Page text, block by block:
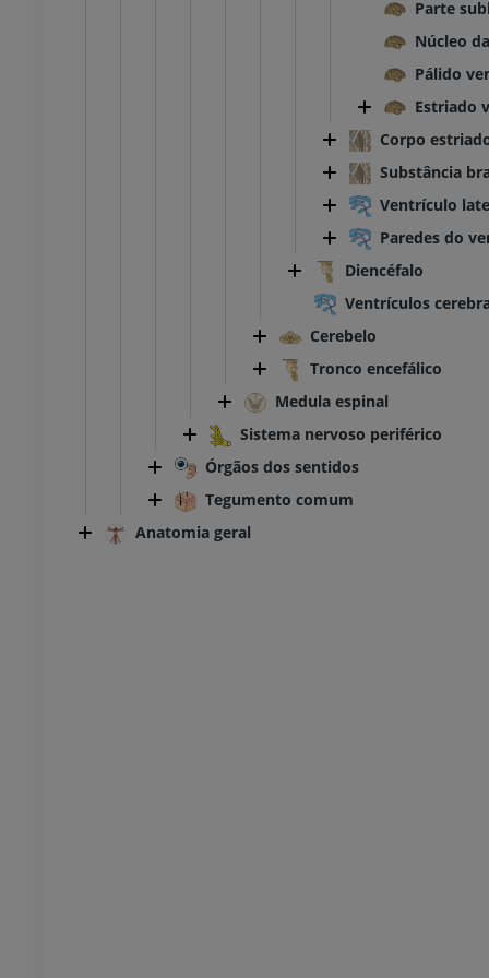
Parte
Núcleo
Pálido
Estriado
Corpo
Substância
Ventrículo
Paredes do
Diencéfalo
Ventrículos
Cerebelo
Tronco encefálico
Medula espinal
Sistema nervoso periférico
Órgãos dos sentidos
Tegumento comum
Anatomia geral
Membro inferior
Ilustrações
TC do tornozelo e do pé
PREMIUM